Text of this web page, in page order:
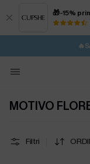
🎁-15%
⚡️-15%
MOTIVO
Filtri